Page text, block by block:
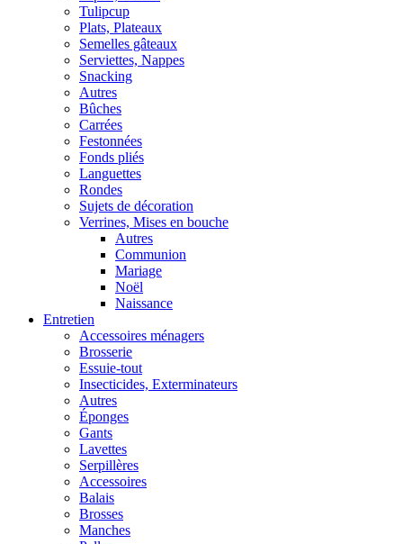
Tulipcup
Plats, Plateaux
Semelles gâteaux
Serviettes, Nappes
Snacking
Autres
Bûches
Carrées
Festonnées
Fonds pliés
Languettes
Rondes
Sujets de décoration
Verrines, Mises en bouche
Autres
Communion
Mariage
Noël
Naissance
Entretien
Accessoires ménagers
Brosserie
Essuie-tout
Insecticides, Exterminateurs
Autres
Éponges
Gants
Lavettes
Serpillères
Accessoires
Balais
Brosses
Manches